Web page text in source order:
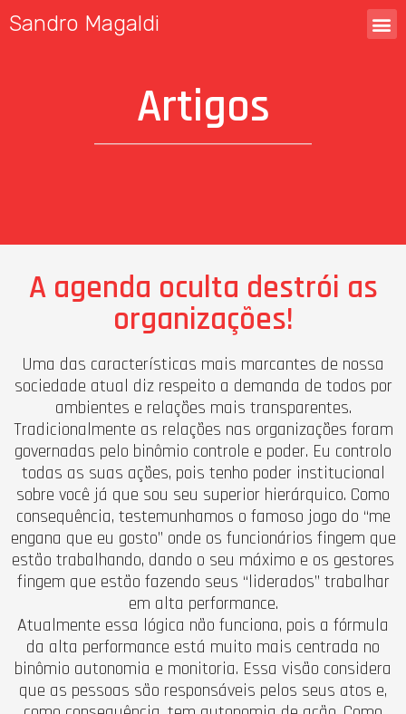
Sandro Magaldi
Artigos
A agenda oculta destrói as
organizações!
Uma das características mais marcantes de nossa
sociedade atual diz respeito a demanda de todos por
ambientes e relações mais transparentes.
Tradicionalmente as relações nas organizações foram
governadas pelo binômio controle e poder. Eu controlo
todas as suas ações, pois tenho poder institucional
sobre você já que sou seu superior hierárquico. Como
consequência, testemunhamos o famoso jogo do “me
engana que eu gosto” onde os funcionários fingem que
estão trabalhando, dando o seu máximo e os gestores
fingem que estão fazendo seus “liderados” trabalhar
em alta performance.
Atualmente essa lógica não funciona, pois a fórmula
da alta performance está muito mais centrada no
binômio autonomia e monitoria. Essa visão considera
que as pessoas são responsáveis pelos seus atos e,